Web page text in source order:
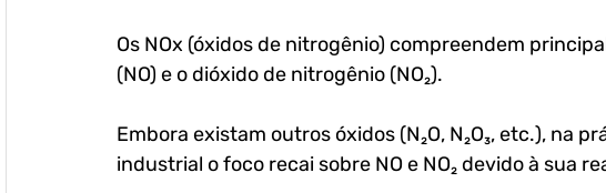
Os NOx (óxidos de nitrogênio) compreendem
(NO) e o dióxido de nitrogênio (NO₂).
Embora existam outros óxidos (N₂O, N₂O₃, etc.), na
industrial o foco recai sobre NO e NO₂ devido à sua